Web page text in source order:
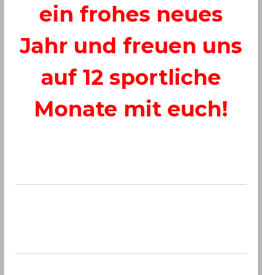
ein frohes neues
Jahr und freuen uns
auf 12 sportliche
Monate mit euch!